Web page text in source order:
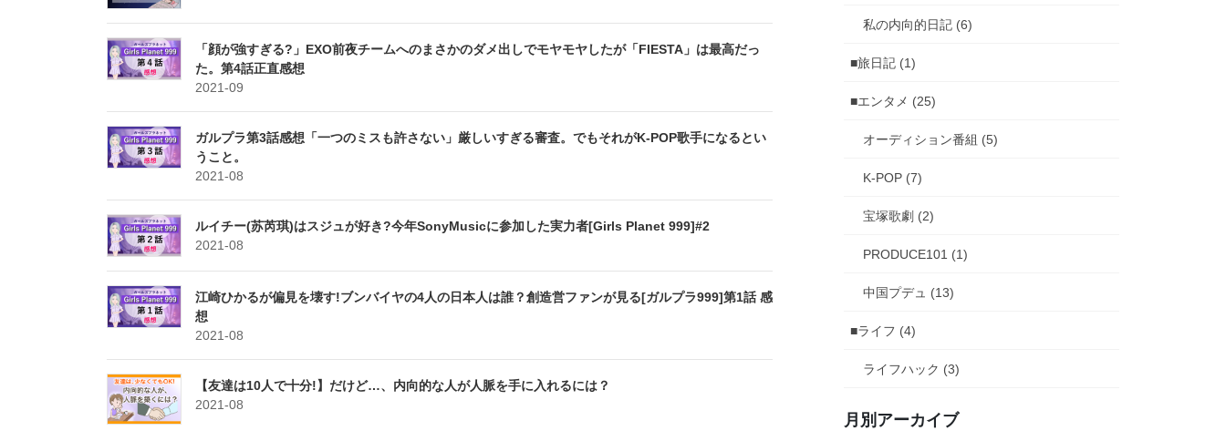
「顔が強すぎる?」EXO前夜チームへのまさかのダメ出しでモヤモヤしたが「FIESTA」は最高だっ
た。第4話正直感想
2021-09
ガルプラ第3話感想「一つのミスも許さない」厳しいすぎる審査。でもそれがK-POP歌手になるとい
うこと。
2021-08
ルイチー(苏芮琪)はスジュが好き?今年SonyMusicに参加した実力者[Girls Planet 999]#2
2021-08
江崎ひかるが偏見を壊す!ブンバイヤの4人の日本人は誰？創造営ファンが見る[ガルプラ999]第1話 感
想
2021-08
【友達は10人で十分!】だけど…、内向的な人が人脈を手に入れるには？
2021-08
私の内向的日記 (6)
■旅日記 (1)
■エンタメ (25)
オーディション番組 (5)
K-POP (7)
宝塚歌劇 (2)
PRODUCE101 (1)
中国プデュ (13)
■ライフ (4)
ライフハック (3)
月別アーカイブ